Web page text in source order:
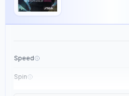
Speed
Spin